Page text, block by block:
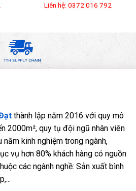
Liên hệ: 0372 016 792
thành lập năm 2016 với quy mô
2000m², quy tụ đội ngũ nhân viên
năm kinh nghiệm trong ngành,
vụ hơn 80% khách hàng có nguồn
các ngành nghề: Sản xuất bình